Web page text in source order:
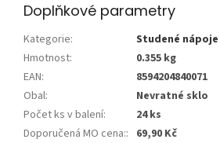
Doplňkové parametry
Kategorie:
Studené nápoje
Hmotnost:
0.355 kg
EAN:
8594204840071
Obal:
Nevratné sklo
Počet ks v balení:
24 ks
Doporučená MO cena:: 69,90 Kč